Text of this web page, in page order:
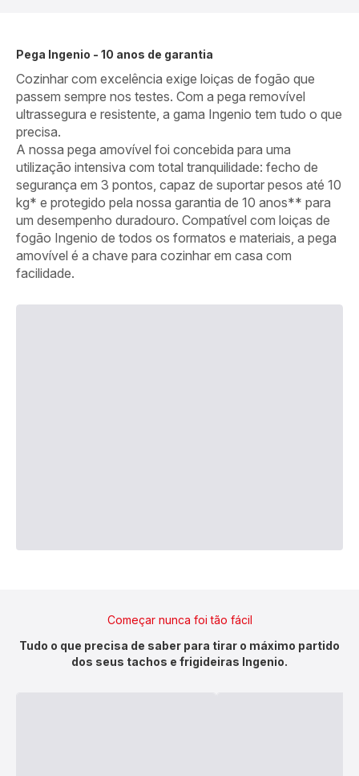
Pega Ingenio - 10 anos de garantia
Cozinhar com excelência exige loiças de fogão que
passem sempre nos testes. Com a pega removível
ultrassegura e resistente, a gama Ingenio tem tudo o que
precisa.
A nossa pega amovível foi concebida para uma
utilização intensiva com total tranquilidade: fecho de
segurança em 3 pontos, capaz de suportar pesos até 10
kg* e protegido pela nossa garantia de 10 anos** para
um desempenho duradouro. Compatível com loiças de
fogão Ingenio de todos os formatos e materiais, a pega
amovível é a chave para cozinhar em casa com
facilidade.
Começar nunca foi tão fácil
Tudo o que precisa de saber para tirar o máximo partido
dos seus tachos e frigideiras Ingenio.